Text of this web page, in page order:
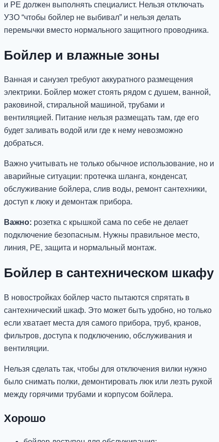
и PE должен выполнять специалист. Нельзя отключать
УЗО “чтобы бойлер не выбивал” и нельзя делать
перемычки вместо нормального защитного проводника.
Бойлер и влажные зоны
Ванная и санузел требуют аккуратного размещения
электрики. Бойлер может стоять рядом с душем, ванной,
раковиной, стиральной машиной, трубами и
вентиляцией. Питание нельзя размещать там, где его
будет заливать водой или где к нему невозможно
добраться.
Важно учитывать не только обычное использование, но и
аварийные ситуации: протечка шланга, конденсат,
обслуживание бойлера, слив воды, ремонт сантехники,
доступ к люку и демонтаж прибора.
Важно: розетка с крышкой сама по себе не делает
подключение безопасным. Нужны правильное место,
линия, PE, защита и нормальный монтаж.
Бойлер в сантехническом шкафу
В новостройках бойлер часто пытаются спрятать в
сантехнический шкаф. Это может быть удобно, но только
если хватает места для самого прибора, труб, кранов,
фильтров, доступа к подключению, обслуживания и
вентиляции.
Нельзя сделать так, чтобы для отключения вилки нужно
было снимать полки, демонтировать люк или лезть рукой
между горячими трубами и корпусом бойлера.
Хорошо